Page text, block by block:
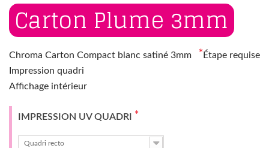
Carton Plume 3mm
*Étape requise
Chroma Carton Compact blanc satiné 3mm
Impression quadri
Affichage intérieur
IMPRESSION UV QUADRI *
Quadri recto